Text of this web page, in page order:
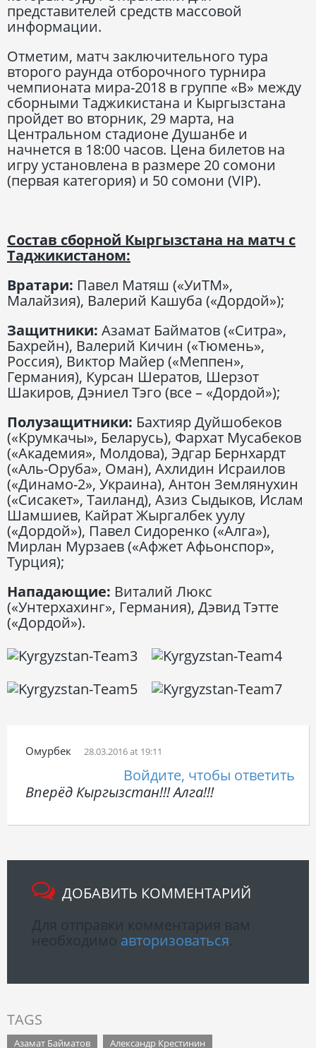
представителей средств массовой
информации.
Отметим, матч заключительного тура
второго раунда отборочного турнира
чемпионата мира-2018 в группе «В» между
сборными Таджикистана и Кыргызстана
пройдет во вторник, 29 марта, на
Центральном стадионе Душанбе и
начнется в 18:00 часов. Цена билетов на
игру установлена в размере 20 сомони
(первая категория) и 50 сомони (VIP).
Состав сборной Кыргызстана на матч с
Таджикистаном:
Вратари: Павел Матяш («УиТМ»,
Малайзия), Валерий Кашуба («Дордой»);
Защитники: Азамат Байматов («Ситра»,
Бахрейн), Валерий Кичин («Тюмень»,
Россия), Виктор Майер («Меппен»,
Германия), Курсан Шератов, Шерзот
Шакиров, Дэниел Тэго (все – «Дордой»);
Полузащитники: Бахтияр Дуйшобеков
(«Крумкачы», Беларусь), Фархат Мусабеков
(«Академия», Молдова), Эдгар Бернхардт
(«Аль-Оруба», Оман), Ахлидин Исраилов
(«Динамо-2», Украина), Антон Землянухин
(«Сисакет», Таиланд), Азиз Сыдыков, Ислам
Шамшиев, Кайрат Жыргалбек уулу
(«Дордой»), Павел Сидоренко («Алга»),
Мирлан Мурзаев («Афжет Афьонспор»,
Турция);
Нападающие: Виталий Люкс
(«Унтерхахинг», Германия), Дэвид Тэтте
(«Дордой»).
Омурбек 28.03.2016 at 19:11
Войдите, чтобы ответить
Вперёд Кыргызстан!!! Алга!!!
ДОБАВИТЬ КОММЕНТАРИЙ
авторизоваться
TAGS
Азамат Байматов Александр Крестинин